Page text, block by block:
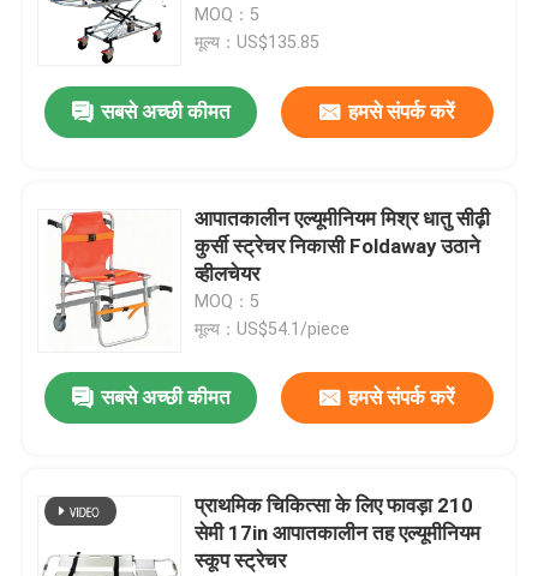
MOQ：5
मूल्य：US$135.85
सबसे अच्छी कीमत हमसे संपर्क करें
आपातकालीन एल्यूमीनियम मिश्र धातु सीढ़ी
कुर्सी स्ट्रेचर निकासी Foldaway उठाने
व्हीलचेयर
MOQ：5
मूल्य：US$54.1/piece
सबसे अच्छी कीमत हमसे संपर्क करें
प्राथमिक चिकित्सा के लिए फावड़ा 210
सेमी 17in आपातकालीन तह एल्यूमीनियम
स्कूप स्ट्रेचर